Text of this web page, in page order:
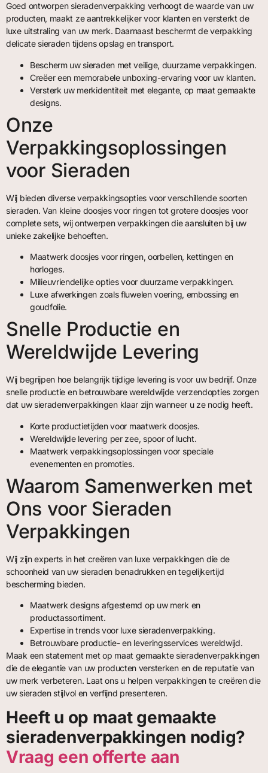
Goed ontworpen sieradenverpakking verhoogt de waarde van uw
producten, maakt ze aantrekkelijker voor klanten en versterkt de
luxe uitstraling van uw merk. Daarnaast beschermt de verpakking
delicate sieraden tijdens opslag en transport.
Bescherm uw sieraden met veilige, duurzame verpakkingen.
Creëer een memorabele unboxing-ervaring voor uw klanten.
Versterk uw merkidentiteit met elegante, op maat gemaakte
designs.
Onze
Verpakkingsoplossingen
voor Sieraden
Wij bieden diverse verpakkingsopties voor verschillende soorten
sieraden. Van kleine doosjes voor ringen tot grotere doosjes voor
complete sets, wij ontwerpen verpakkingen die aansluiten bij uw
unieke zakelijke behoeften.
Maatwerk doosjes voor ringen, oorbellen, kettingen en
horloges.
Milieuvriendelijke opties voor duurzame verpakkingen.
Luxe afwerkingen zoals fluwelen voering, embossing en
goudfolie.
Snelle Productie en
Wereldwijde Levering
Wij begrijpen hoe belangrijk tijdige levering is voor uw bedrijf. Onze
snelle productie en betrouwbare wereldwijde verzendopties zorgen
dat uw sieradenverpakkingen klaar zijn wanneer u ze nodig heeft.
Korte productietijden voor maatwerk doosjes.
Wereldwijde levering per zee, spoor of lucht.
Maatwerk verpakkingsoplossingen voor speciale
evenementen en promoties.
Waarom Samenwerken met
Ons voor Sieraden
Verpakkingen
Wij zijn experts in het creëren van luxe verpakkingen die de
schoonheid van uw sieraden benadrukken en tegelijkertijd
bescherming bieden.
Maatwerk designs afgestemd op uw merk en
productassortiment.
Expertise in trends voor luxe sieradenverpakking.
Betrouwbare productie- en leveringsservices wereldwijd.
Maak een statement met op maat gemaakte sieradenverpakkingen
die de elegantie van uw producten versterken en de reputatie van
uw merk verbeteren. Laat ons u helpen verpakkingen te creëren die
uw sieraden stijlvol en verfijnd presenteren.
Heeft u op maat gemaakte
sieradenverpakkingen nodig?
Vraag een offerte aan